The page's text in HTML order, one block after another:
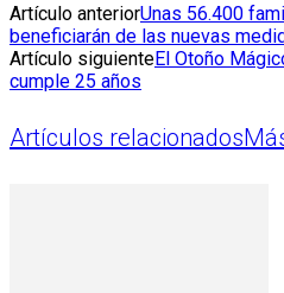
Artículo anteriorUnas 56.400
beneficiarán de las nuevas
Artículo siguienteEl Otoño
cumple 25 años
Artículos relacionados